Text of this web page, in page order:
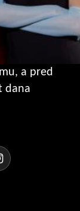
a pred
dana